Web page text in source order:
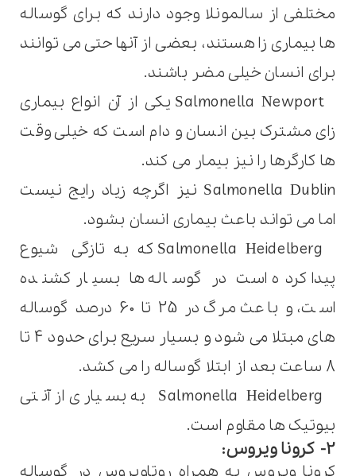
مختلفی از سالمونلا وجود دارند که برای گوساله
ها بیماری زا هستند، بعضی از آنها حتی می توانند
برای انسان خیلی مضر باشند.
Salmonella Newport یکی از آن انواع بیماری
زای مشترک بین انسان و دام است که خیلی وقت
ها کارگرها را نیز بیمار می کند.
Salmonella Dublin نیز اگرچه زیاد رایج نیست
اما می تواند باعث بیماری انسان بشود.
Salmonella Heidelberg که به تازگی
شیوع
پیدا کرده است در گوساله ها بسیار کشنده
است، و باعث مرگ در 25 تا 60 درصد گوساله
های مبتلا می شود و بسیار سریع برای حدود 4 تا
8 ساعت بعد از ابتلا گوساله را می کشد
.
Salmonella Heidelberg
به بسیاری از آنتی
بیوتیک ها مقاوم است.
2- کرونا ویروس:
کرونا ویروس به همراه روتاویروس در گوساله